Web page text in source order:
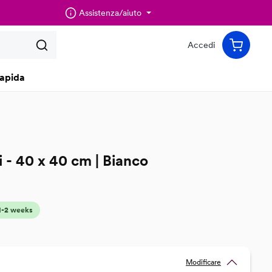
Assistenza/aiuto
Accedi
40 x 40 cm | Bianco
2 weeks
Modificare